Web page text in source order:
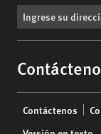
menu
Contáctenos